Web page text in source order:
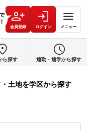
会員登録 ログイン メニュー
ら探す 通勤・通学から探す
土地を学区から探す